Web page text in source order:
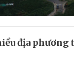
địa phương